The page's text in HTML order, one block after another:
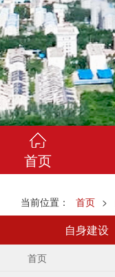
首页
当前位置： 首页 >
自身建设
首页